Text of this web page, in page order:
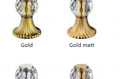
Gold Gold matt